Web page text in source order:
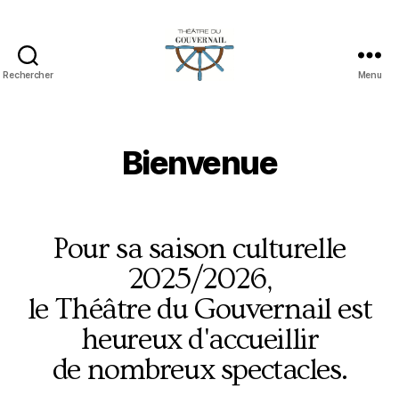
Rechercher Menu
Bienvenue
Pour sa saison culturelle
2025/2026,
le Théâtre du Gouvernail est
heureux d'accueillir
de nombreux spectacles.